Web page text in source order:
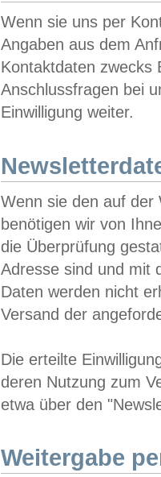
Wenn sie uns per
Angaben aus dem
Kontaktdaten zwecks
Anschlussfragen bei
Einwilligung weiter.
Wenn sie den auf der
benötigen wir von
die Überprüfung
Adresse sind und mit
Daten werden nicht
Versand der
Die erteilte
deren Nutzung zum
etwa über den
Weitergabe